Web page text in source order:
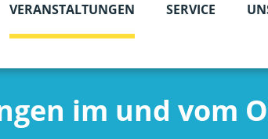
VERANSTALTUNGEN SERVICE
im und vom